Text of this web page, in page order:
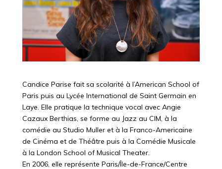
Candice Parise fait sa scolarité à l’American School of
Paris puis au Lycée International de Saint Germain en
Laye. Elle pratique la technique vocal avec Angie
Cazaux Berthias, se forme au Jazz au CIM, à la
comédie au Studio Muller et à la Franco-Americaine
de Cinéma et de Théâtre puis à la Comédie Musicale
à la London School of Musical Theater.
En 2006, elle représente Paris/Île-de-France/Centre